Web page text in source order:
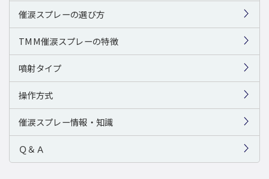
催涙スプレーの選び方
TMM催涙スプレーの特徴
噴射タイプ
操作方式
催涙スプレー情報・知識
Ｑ＆Ａ